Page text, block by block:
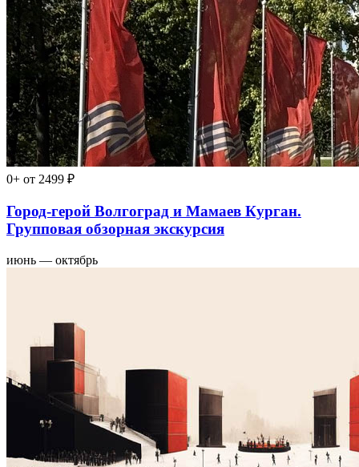
0+ от 2499 ₽
Город-герой Волгоград и Мамаев Курган.
Групповая обзорная экскурсия
июнь — октябрь